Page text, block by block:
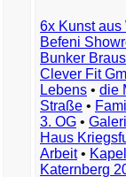
6x Kunst aus
Befeni
Bunker
Clever Fit
Lebens • die
Straße •
3. OG •
Haus
Arbeit•
Katernberg